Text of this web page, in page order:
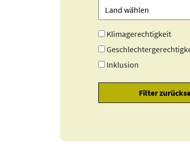
Klimagerechtigkeit
Inklusion